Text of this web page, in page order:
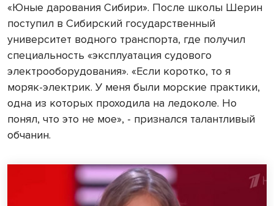
«Юные дарования Сибири». После школы Шерин
поступил в Сибирский государственный
университет водного транспорта, где получил
специальность «эксплуатация судового
электрооборудования». «Если коротко, то я
моряк-электрик. У меня были морские практики,
одна из которых проходила на ледоколе. Но
понял, что это не мое», - признался талантливый
обчанин.